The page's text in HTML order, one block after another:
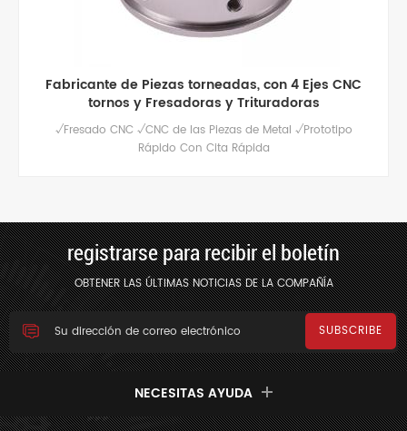
Fabricante de Piezas torneadas, con 4 Ejes CNC
tornos y Fresadoras y Trituradoras
√Fresado CNC √CNC de las Piezas de Metal √Prototipo
Rápido Con Cita Rápida
registrarse para recibir el boletín
OBTENER LAS ÚLTIMAS NOTICIAS DE LA COMPAÑÍA
NECESITAS AYUDA